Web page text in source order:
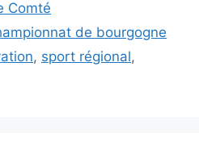
Comté
de bourgogne
, sport régional,